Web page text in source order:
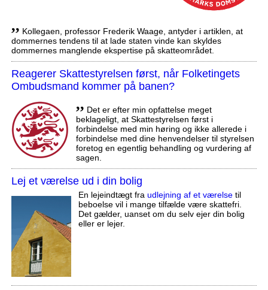
,, Kollegaen, professor Frederik Waage, antyder i artiklen, at
dommernes tendens til at lade staten vinde kan skyldes
dommernes manglende ekspertise på skatteområdet.
Reagerer Skattestyrelsen først, når Folketingets
Ombudsmand kommer på banen?
,, Det er efter min opfattelse meget
beklageligt, at Skattestyrelsen først i
forbindelse med min høring og ikke allerede i
forbindelse med dine henvendelser til styrelsen
foretog en egentlig behandling og vurdering af
sagen.
Lej et værelse ud i din bolig
En lejeindtægt fra udlejning af et værelsetil
beboelse vil i mange tilfælde være skattefri.
Det gælder, uanset om du selv ejer din bolig
eller er lejer.